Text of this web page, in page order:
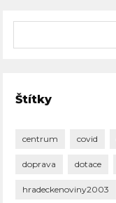
Štítky
centrum covid
doprava dotace
hradeckenoviny2003